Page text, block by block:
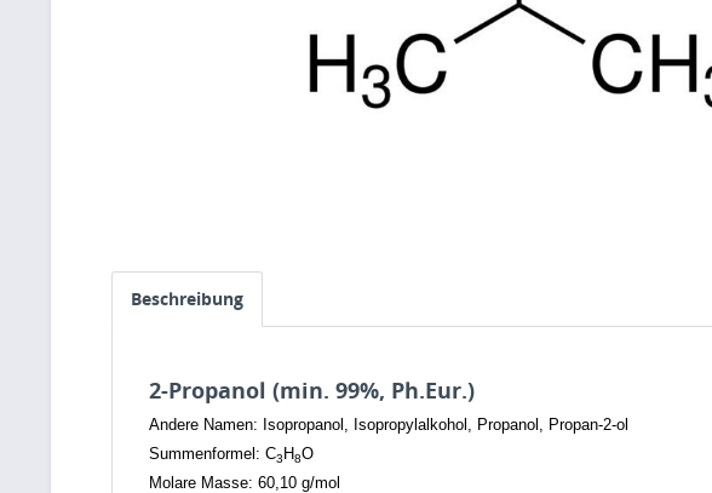
Beschreibung
2-Propanol (min. 99%, Ph.Eur.)
Andere Namen: Isopropanol, Isopropylalkohol, Propanol, Propan-2-ol
Summenformel: C3 H8O
Molare Masse: 60,10 g/mol